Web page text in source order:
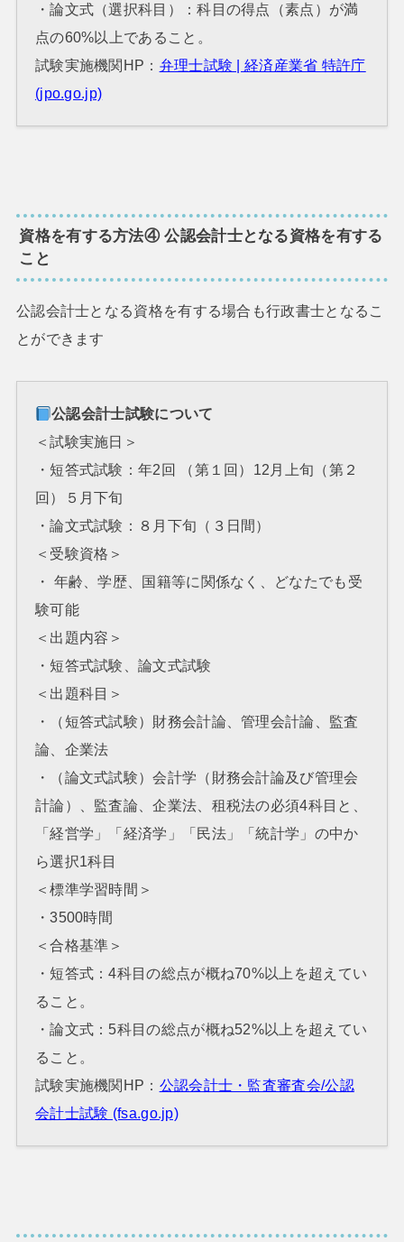
・論文式（選択科目）：科目の得点（素点）が満
点の60%以上であること。
試験実施機関HP： 弁理士試験 | 経済産業省 特許庁
(jpo.go.jp)
資格を有する方法④ 公認会計士となる資格を有する
こと
公認会計士となる資格を有する場合も行政書士となるこ
とができます
公認会計士試験について
＜試験実施日＞
・短答式試験：年2回 （第１回）12月上旬（第２
回）５月下旬
・論文式試験：８月下旬（３日間）
＜受験資格＞
・ 年齢、学歴、国籍等に関係なく、どなたでも受
験可能
＜出題内容＞
・短答式試験、論文式試験
＜出題科目＞
・（短答式試験）財務会計論、管理会計論、監査
論、企業法
・（論文式試験）会計学（財務会計論及び管理会
計論）、監査論、企業法、租税法の必須4科目と、
「経営学」「経済学」「民法」「統計学」の中か
ら選択1科目
＜標準学習時間＞
・3500時間
＜合格基準＞
・短答式：4科目の総点が概ね70%以上を超えてい
ること。
・論文式：5科目の総点が概ね52%以上を超えてい
ること。
試験実施機関HP： 公認会計士・監査審査会/公認
会計士試験 (fsa.go.jp)